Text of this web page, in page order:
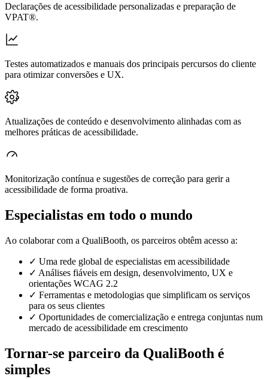
Declarações de acessibilidade personalizadas e preparação de
VPAT®.
Testes automatizados e manuais dos principais percursos do cliente
para otimizar conversões e UX.
Atualizações de conteúdo e desenvolvimento alinhadas com as
melhores práticas de acessibilidade.
Monitorização contínua e sugestões de correção para gerir a
acessibilidade de forma proativa.
Especialistas em todo o mundo
Ao colaborar com a QualiBooth, os parceiros obtêm acesso a:
✓ Uma rede global de especialistas em acessibilidade
✓ Análises fiáveis em design, desenvolvimento, UX e
orientações WCAG 2.2
✓ Ferramentas e metodologias que simplificam os serviços
para os seus clientes
✓ Oportunidades de comercialização e entrega conjuntas num
mercado de acessibilidade em crescimento
Tornar-se parceiro da QualiBooth é
simples